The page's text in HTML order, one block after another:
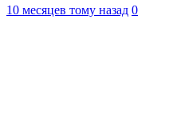
10 месяцев тому назад 0